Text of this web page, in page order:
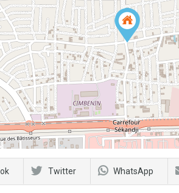
Twitter WhatsApp